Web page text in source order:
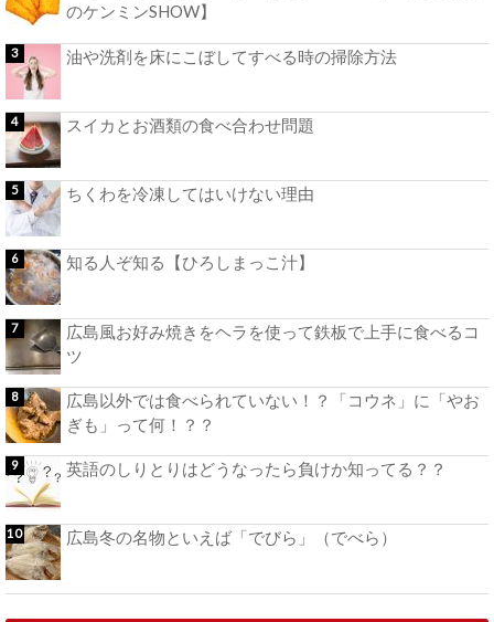
のケンミンSHOW】
油や洗剤を床にこぼしてすべる時の掃除方法
スイカとお酒類の食べ合わせ問題
ちくわを冷凍してはいけない理由
知る人ぞ知る【ひろしまっこ汁】
広島風お好み焼きをヘラを使って鉄板で上手に食べるコ
ツ
広島以外では食べられていない！？「コウネ」に「やお
ぎも」って何！？？
英語のしりとりはどうなったら負けか知ってる？？
広島冬の名物といえば「でびら」（でべら）